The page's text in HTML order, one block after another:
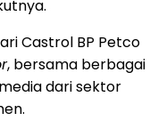
Castrol BP Petco
, bersama berbagai
dari sektor